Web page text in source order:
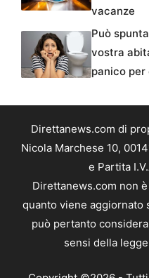
vacanze
Può
vostra
panico per
Direttanews.com di
Nicola Marchese 10,
e Partita
Direttanews.com non
quanto viene aggiornato
può pertanto
sensi della